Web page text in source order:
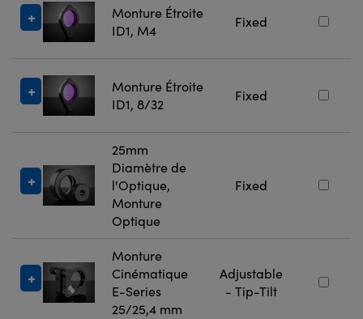
Monture Étroite
ID1, M4
Fixed
Monture Étroite
ID1, 8/32
Fixed
25mm
Diamètre de
l'Optique,
Monture
Optique
Fixed
Monture
Cinématique
E-Series
25/25,4 mm
Adjustable
- Tip-Tilt